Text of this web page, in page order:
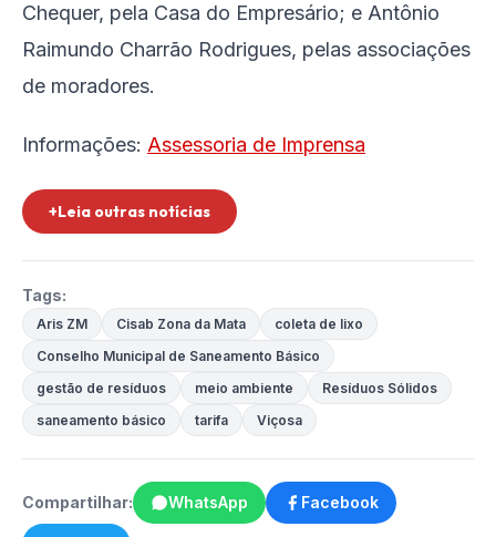
Chequer, pela Casa do Empresário; e Antônio
Raimundo Charrão Rodrigues, pelas associações
de moradores.
Informações: Assessoria de Imprensa
+Leia outras notícias
Tags:
Aris ZM Cisab Zona da Mata
coleta de lixo
Conselho Municipal de Saneamento Básico
gestão de resíduos
meio ambiente
Resíduos Sólidos
saneamento básico
tarifa Viçosa
Compartilhar: WhatsApp Facebook